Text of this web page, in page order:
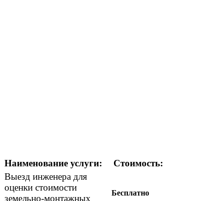
Наименование услуги:
Стоимость:
Выезд инженера для
оценки стоимости
земельно-монтажных
Бесплатно